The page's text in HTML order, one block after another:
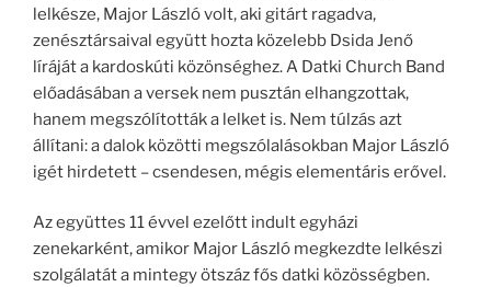
lelkésze, Major László volt, aki gitárt ragadva,
zenésztársaival együtt hozta közelebb Dsida Jenő
líráját a kardoskúti közönséghez. A Datki Church Band
előadásában a versek nem pusztán elhangzottak,
hanem megszólították a lelket is. Nem túlzás azt
állítani: a dalok közötti megszólalásokban Major László
igét hirdetett – csendesen, mégis elementáris erővel.
Az együttes 11 évvel ezelőtt indult egyházi
zenekarként, amikor Major László megkezdte lelkészi
szolgálatát a mintegy ötszáz fős datki közösségben.